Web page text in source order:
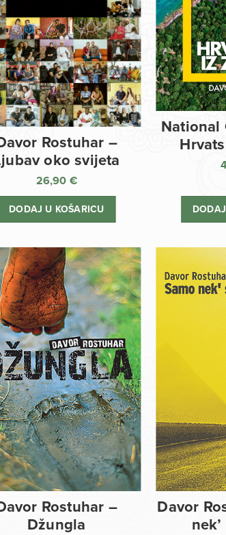
Rostuhar –
oko svijeta
26,90 €
DODAJ U KOŠARICU
National
Rostuhar –
Džungla
Davor